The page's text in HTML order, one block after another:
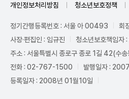
개인정보처리방침 청소년보호정책
정기간행등록번호 : 서울 아 00493
회
사장·편집인 : 임규진
청소년보호책임자 :
주소 : 서울특별시 종로구 종로 1길 42(수
전화 : 02-767-1500
발행일자 :
등록일자 : 2008년 01월10일